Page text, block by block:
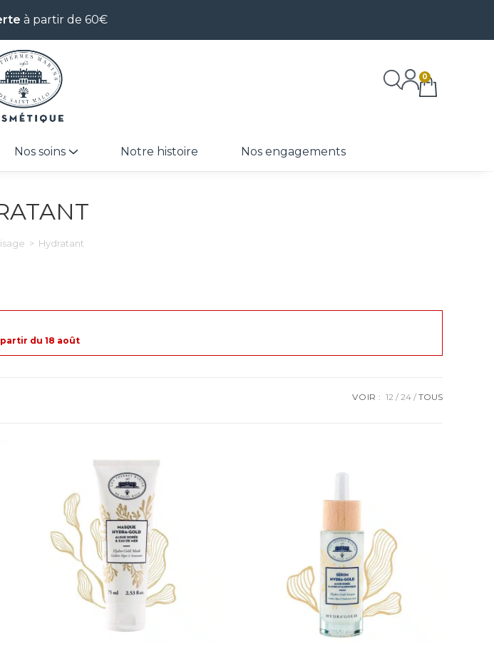
à partir de 60€
0
Nos soins Notre histoire Nos engagements
> Hydratant
du 18 août
VOIR : 12 24 TOUS